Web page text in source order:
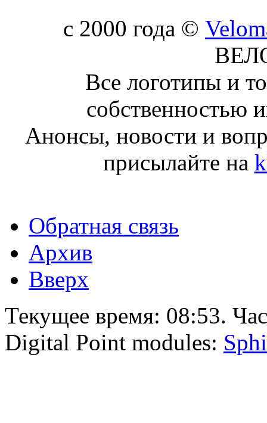
c 2000 года ©
Все логотипы и
собственностью
Анонсы, новости и
присылайте на
Обратная связь
Архив
Вверх
Текущее время: 08:53.
Digital Point modules: